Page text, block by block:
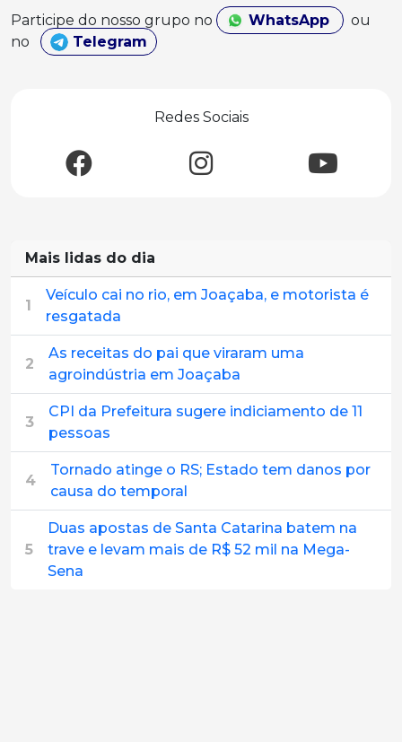
Participe do nosso grupo no WhatsApp
ou
no
Telegram
Redes Sociais
Mais lidas do dia
1
Veículo cai no rio, em Joaçaba, e motorista é
resgatada
2
As receitas do pai que viraram uma
agroindústria em Joaçaba
3
CPI da Prefeitura sugere indiciamento de 11
pessoas
4
Tornado atinge o RS; Estado tem danos por
causa do temporal
5
Duas apostas de Santa Catarina batem na
trave e levam mais de R$ 52 mil na Mega-
Sena